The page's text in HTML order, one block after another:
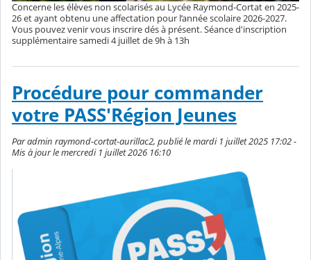
Concerne les élèves non scolarisés au Lycée Raymond-Cortat en 2025-
26 et ayant obtenu une affectation pour l’année scolaire 2026-2027.
Vous pouvez venir vous inscrire dés à présent. Séance d'inscription
supplémentaire samedi 4 juillet de 9h à 13h
Procédure pour commander
votre PASS'Région Jeunes
Par admin raymond-cortat-aurillac2, publié le mardi 1 juillet 2025 17:02 -
Mis à jour le mercredi 1 juillet 2026 16:10